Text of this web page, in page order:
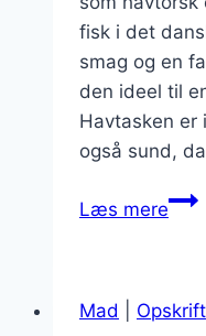
fisk i det
smag og en
den ideel til
Havtasken er
også sund,
Læs mere
Mad